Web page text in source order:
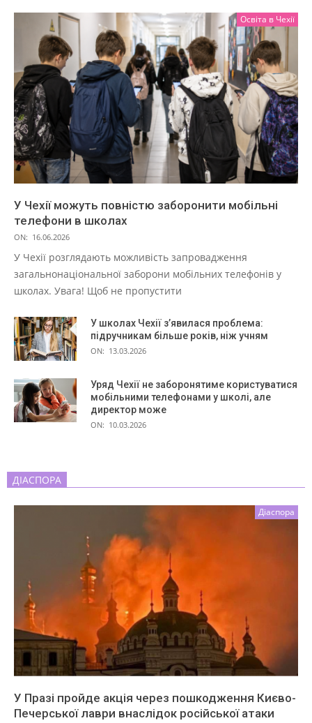
Освіта в Чехії
У Чехії можуть повністю заборонити мобільні
телефони в школах
ON: 16.06.2026
У Чехії розглядають можливість запровадження
загальнонаціональної заборони мобільних телефонів у
школах. Увага! Щоб не пропустити
У школах Чехії з’явилася проблема:
підручникам більше років, ніж учням
ON: 13.03.2026
Уряд Чехії не заборонятиме користуватися
мобільними телефонами у школі, але
директор може
ON: 10.03.2026
ДІАСПОРА
Діаспора
У Празі пройде акція через пошкодження Києво-
Печерської лаври внаслідок російської атаки